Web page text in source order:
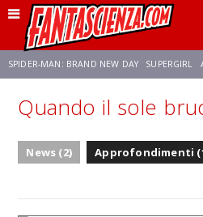
SPIDER-MAN: BRAND NEW DAY SUPERGIRL
FRANCO RICCIARDIELLO ZENDAYA STAR
Quando il sole
News (2) Approfondimenti